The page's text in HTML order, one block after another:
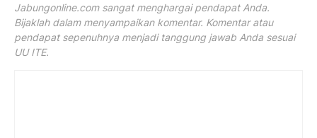
Jabungonline.com sangat menghargai pendapat Anda.
Bijaklah dalam menyampaikan komentar. Komentar atau
pendapat sepenuhnya menjadi tanggung jawab Anda sesuai
UU ITE.